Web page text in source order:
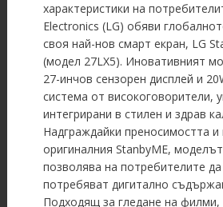
характеристики на
Electronics (LG) обяви
своя най-нов смарт екран, LG
(модел 27LX5). Иновативният
27-инчов сензорен дисплей и
система от високоговорители,
интегрирани в стилен и здрав
Надграждайки преносимостта и
оригиналния StanbyME,
позволява на потребителите да
потребяват дигитално
Подходящ за гледане на филми,